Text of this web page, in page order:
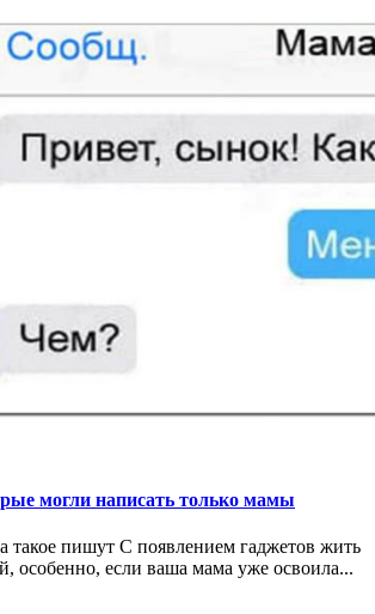
могли написать только мамы
такое пишут С появлением гаджетов жить
особенно, если ваша мама уже освоила...